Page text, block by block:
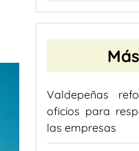
Valdepeñas
oficios para
las empresas